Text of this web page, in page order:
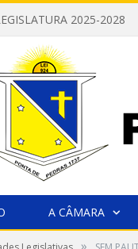
2025-2028
A CÂMARA